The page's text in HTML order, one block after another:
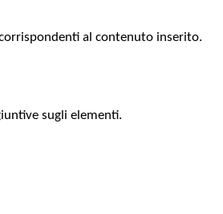
al contenuto inserito.
sugli elementi.